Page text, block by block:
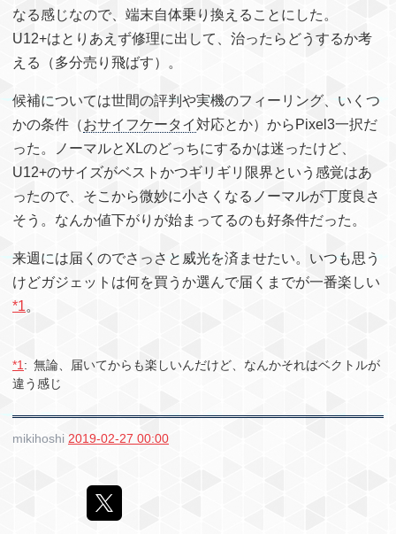
なる感じなので、端末自体乗り換えることにした。
U12+はとりあえず修理に出して、治ったらどうするか考
える（多分売り飛ばす）。
候補については世間の評判や実機のフィーリング、いくつ
かの条件（おサイフケータイ 対応とか）からPixel3一択だ
った。ノーマルとXLのどっちにするかは迷ったけど、
U12+のサイズがベストかつギリギリ限界という感覚はあ
ったので、そこから微妙に小さくなるノーマルが丁度良さ
そう。なんか値下がりが始まってるのも好条件だった。
来週には届くのでさっさと威光を済ませたい。いつも思う
けどガジェットは何を買うか選んで届くまでが一番楽しい
*1。
*1 : 無論、届いてからも楽しいんだけど、なんかそれはベクトルが
違う感じ
mikihoshi 2019-02-27 00:00